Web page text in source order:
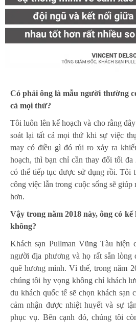
Có phải ông là mẫu người thường
cả mọi thứ?
Tôi luôn lên kế hoạch và cho rằng
soát lại tất cả mọi thứ khi sự việc
may có điều gì đó rủi ro xảy ra
hoạch, thì bạn chỉ cần thay đổi tối đa
có thể tiếp tục được sử dụng rồi. Tôi
công việc lẫn trong cuộc sống sẽ
hơn.
Vậy trong năm 2018 này, ông có kế
không?
Khách sạn Pullman Vũng Tàu hiện
người địa phương và họ rất sẵn lòng
quê hương mình. Vì thế, trong năm
chúng tôi hy vọng không chỉ khách
du khách quốc tế sẽ chọn khách sạn
cảm nhận được nhiệt huyết và sự
phục vụ. Bên cạnh đó, chúng tôi